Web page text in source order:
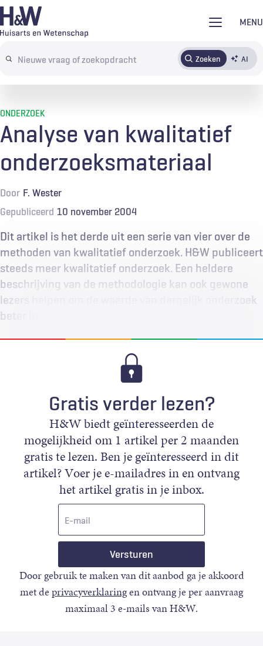
Overslaan
en
de
MENU
Search
terms
Zoeken AI
AbonnerenTijdschrift Inloggen
ONDERZOEK
Analyse van kwalitatief
onderzoeksmateriaal
Door F. Wester
Gepubliceerd 10 november 2004
Dit artikel is het derde uit een serie van vier over de
methoden van kwalitatief onderzoek. H&W publiceert
steeds meer kwalitatief onderzoek. Een heldere
beschrijving van de methodologie kan ook gewone
lezers helpen om de waarde van dergelijk onderzoek
beter in te schatten. In september verscheen…
Gratis verder lezen?
H&W biedt geïnteresseerden de
mogelijkheid om 1 artikel per 2 maanden
gratis te lezen. Ben je geïnteresseerd in dit
artikel? Voer je e-mailadres in en ontvang
het artikel gratis in je inbox.
Door gebruik te maken van dit aanbod ga je akkoord
met deprivacyverklaringen ontvang je per aanvraag
maximaal 3 e-mails van H&W.